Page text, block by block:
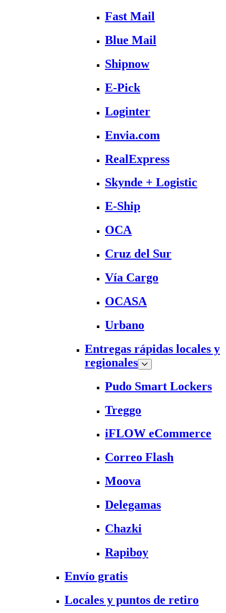
Fast Mail
Blue Mail
Shipnow
E-Pick
Loginter
Envia.com
RealExpress
Skynde + Logistic
E-Ship
OCA
Cruz del Sur
Vía Cargo
OCASA
Urbano
Entregas rápidas locales y
regionales
Pudo Smart Lockers
Treggo
iFLOW eCommerce
Correo Flash
Moova
Delegamas
Chazki
Rapiboy
Envío gratis
Locales y puntos de retiro